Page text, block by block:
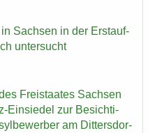
Sach­sen in der Erst­auf­
un­ter­sucht
Frei­staa­tes Sach­sen
​Einsiedel zur Be­sich­ti­
am Dit­ters­dor­